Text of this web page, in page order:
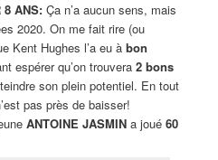
8 ANS: Ça n’a aucun sens, mais
2020. On me fait rire (ou
Kent Hughes l’a eu à bon
espérer qu’on trouvera 2 bons
son plein potentiel. En tout
pas près de baisser!
ANTOINE JASMINa joué 60